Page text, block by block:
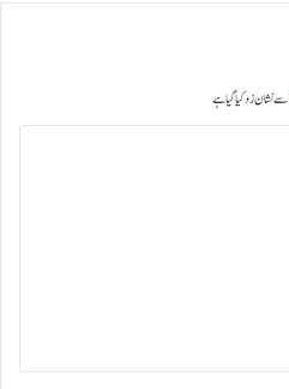
سے نشان زد کیا گیا ہے